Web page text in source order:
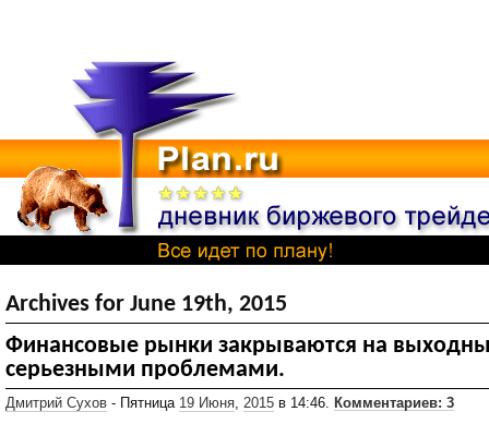
Archives for June 19th, 2015
Финансовые рынки закрываются на
серьезными проблемами.
Дмитрий Сухов - Пятница 19 Июня, 2015 в 14:46. Комментариев: 3